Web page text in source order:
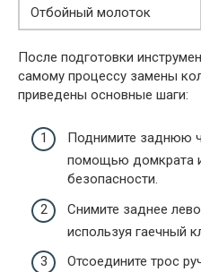
Отбойный молоток
После подготовки
самому процессу замены
приведены основные шаги:
Поднимите заднюю
помощью домкрата
безопасности.
Снимите заднее
используя гаечный
Отсоедините трос